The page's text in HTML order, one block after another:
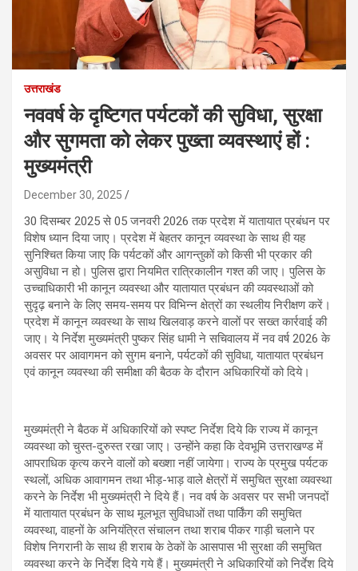
उत्तराखंड
नववर्ष के दृष्टिगत पर्यटकों की सुविधा, सुरक्षा
और सुगमता को लेकर पुख्ता व्यवस्थाएं हों :
मुख्यमंत्री
December 30, 2025
30 दिसम्बर 2025 से 05 जनवरी 2026 तक प्रदेश में यातायात प्रबंधन पर
विशेष ध्यान दिया जाए। प्रदेश में बेहतर कानून व्यवस्था के साथ ही यह
सुनिश्चित किया जाए कि पर्यटकों और आगन्तुकों को किसी भी प्रकार की
असुविधा न हो। पुलिस द्वारा नियमित रात्रिकालीन गश्त की जाए। पुलिस के
उच्चाधिकारी भी कानून व्यवस्था और यातायात प्रबंधन की व्यवस्थाओं को
सुदृढ़ बनाने के लिए समय-समय पर विभिन्न क्षेत्रों का स्थलीय निरीक्षण करें।
प्रदेश में कानून व्यवस्था के साथ खिलवाड़ करने वालों पर सख्त कार्रवाई की
जाए। ये निर्देश मुख्यमंत्री पुष्कर सिंह धामी ने सचिवालय में नव वर्ष 2026 के
अवसर पर आवागमन को सुगम बनाने, पर्यटकों की सुविधा, यातायात प्रबंधन
एवं कानून व्यवस्था की समीक्षा की बैठक के दौरान अधिकारियों को दिये।
मुख्यमंत्री ने बैठक में अधिकारियों को स्पष्ट निर्देश दिये कि राज्य में कानून
व्यवस्था को चुस्त-दुरुस्त रखा जाए। उन्होंने कहा कि देवभूमि उत्तराखण्ड में
आपराधिक कृत्य करने वालों को बख्शा नहीं जायेगा। राज्य के प्रमुख पर्यटक
स्थलों, अधिक आवागमन तथा भीड़-भाड़ वाले क्षेत्रों में समुचित सुरक्षा व्यवस्था
करने के निर्देश भी मुख्यमंत्री ने दिये हैं। नव वर्ष के अवसर पर सभी जनपदों
में यातायात प्रबंधन के साथ मूलभूत सुविधाओं तथा पार्किंग की समुचित
व्यवस्था, वाहनों के अनियंत्रित संचालन तथा शराब पीकर गाड़ी चलाने पर
विशेष निगरानी के साथ ही शराब के ठेकों के आसपास भी सुरक्षा की समुचित
व्यवस्था करने के निर्देश दिये गये हैं। मुख्यमंत्री ने अधिकारियों को निर्देश दिये